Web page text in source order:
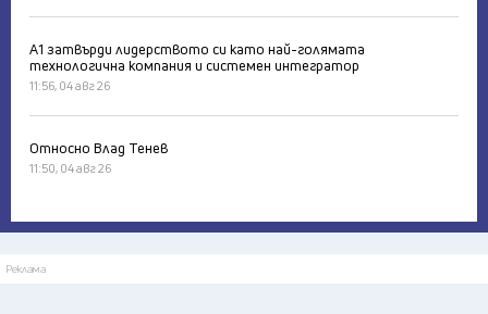
А1 затвърди лидерството си като най-голямата
технологична компания и системен интегратор
11:56, 04 авг 26
Относно Влад Тенев
11:50, 04 авг 26
Реклама